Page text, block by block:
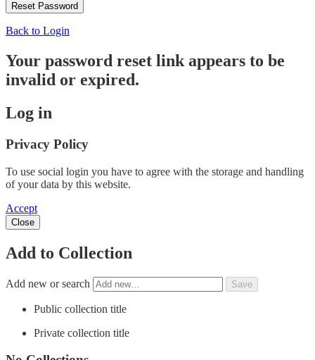
Back to Login
Your password reset link appears to be
invalid or expired.
Log in
Privacy Policy
To use social login you have to agree with the storage and handling
of your data by this website.
Accept
Close
Add to Collection
Add new or search
Public collection title
Private collection title